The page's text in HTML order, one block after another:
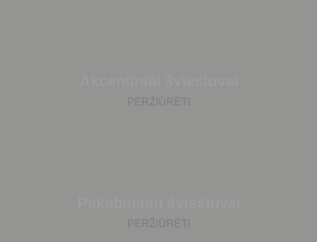
PERŽIŪRĖTI
PERŽIŪRĖTI